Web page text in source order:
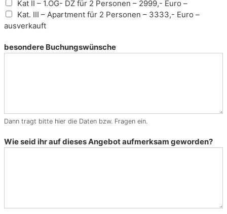
a
s
e
f
k
n
Kat II – 1.OG- DZ für 2 Personen – 2999,- Euro –
Kat. III – Apartment für 2 Personen – 3333,- Euro –
ausverkauft
besondere Buchungswünsche
Dann tragt bitte hier die Daten bzw. Fragen ein.
Wie seid ihr auf dieses Angebot aufmerksam geworden?